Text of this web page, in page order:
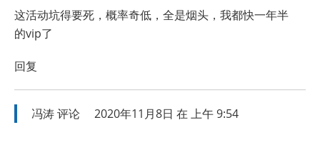
这活动坑得要死，概率奇低，全是烟头，我都快一年半
的vip了
回复
冯涛评论 2020年11月8日 在 上午 9:54